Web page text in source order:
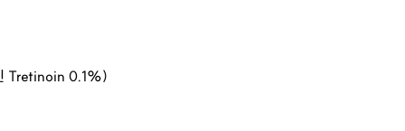
Tretinoin 0.1%)